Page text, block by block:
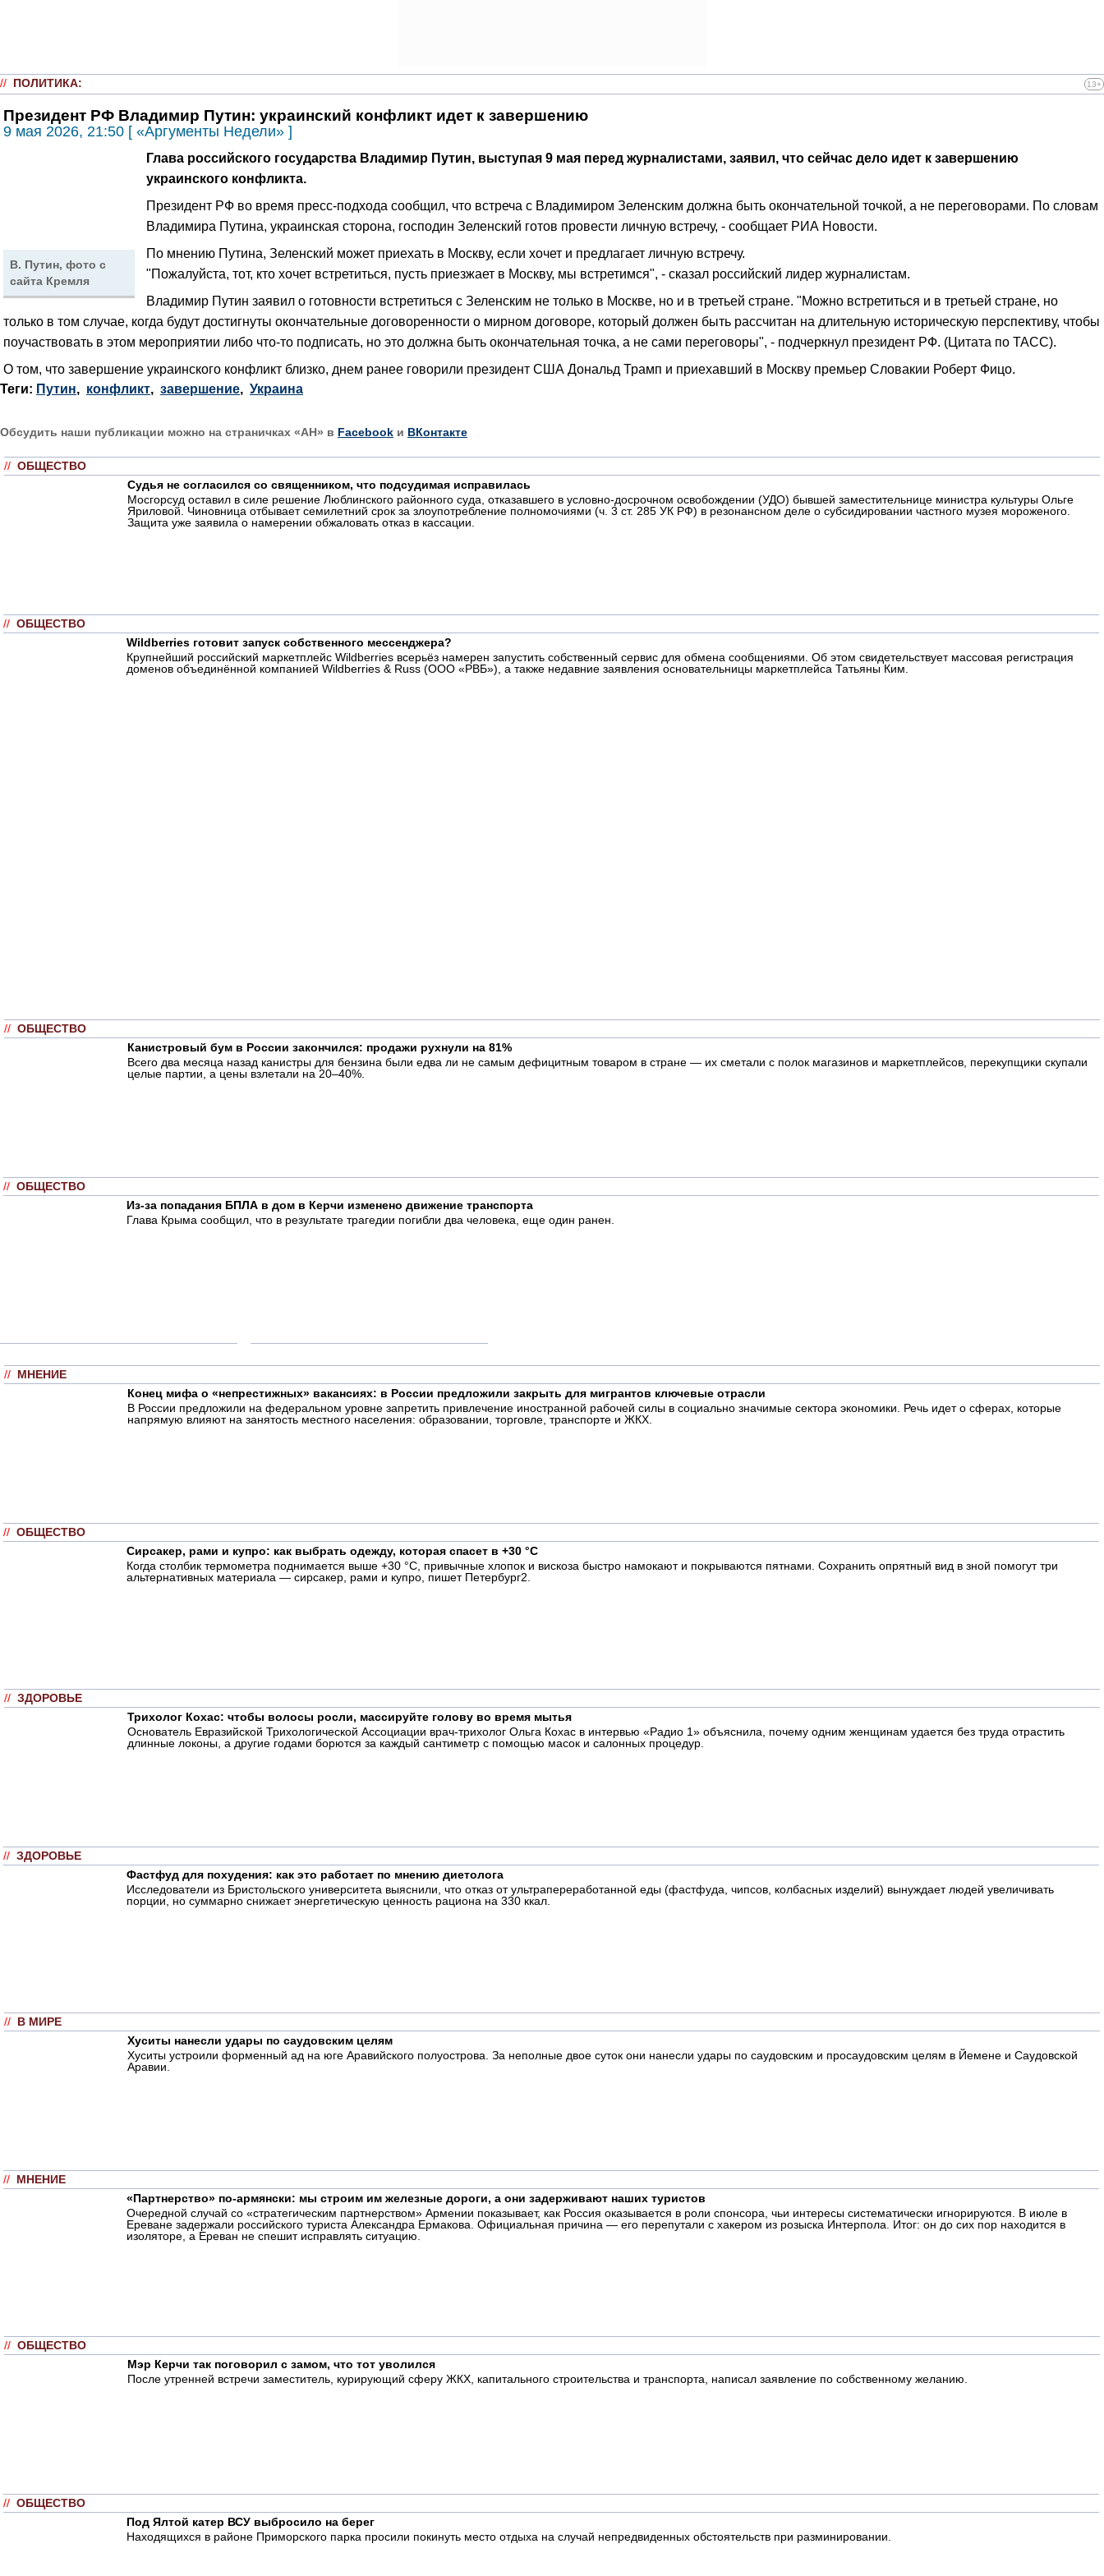
// ПОЛИТИКА: 13+
Президент РФ Владимир Путин: украинский конфликт идет к завершению
9 мая 2026, 21:50 [ «Аргументы Недели» ]
В. Путин, фото с
сайта Кремля
Глава российского государства Владимир Путин, выступая 9 мая перед журналистами, заявил, что сейчас дело идет к завершению
украинского конфликта.
Президент РФ во время пресс-подхода сообщил, что встреча с Владимиром Зеленским должна быть окончательной точкой, а не переговорами. По словам
Владимира Путина, украинская сторона, господин Зеленский готов провести личную встречу, - сообщает РИА Новости.
По мнению Путина, Зеленский может приехать в Москву, если хочет и предлагает личную встречу.
"Пожалуйста, тот, кто хочет встретиться, пусть приезжает в Москву, мы встретимся", - сказал российский лидер журналистам.
Владимир Путин заявил о готовности встретиться с Зеленским не только в Москве, но и в третьей стране. "Можно встретиться и в третьей стране, но
только в том случае, когда будут достигнуты окончательные договоренности о мирном договоре, который должен быть рассчитан на длительную историческую перспективу, чтобы
поучаствовать в этом мероприятии либо что-то подписать, но это должна быть окончательная точка, а не сами переговоры", - подчеркнул президент РФ. (Цитата по ТАСС).
О том, что завершение украинского конфликт близко, днем ранее говорили президент США Дональд Трамп и приехавший в Москву премьер Словакии Роберт Фицо.
Теги: Путин, конфликт, завершение, Украина
Обсудить наши публикации можно на страничках «АН» в Facebook и ВКонтакте
// ОБЩЕСТВО
Судья не согласился со священником, что подсудимая исправилась
Мосгорсуд оставил в силе решение Люблинского районного суда, отказавшего в условно-досрочном освобождении (УДО) бывшей заместительнице министра культуры Ольге
Яриловой. Чиновница отбывает семилетний срок за злоупотребление полномочиями (ч. 3 ст. 285 УК РФ) в резонансном деле о субсидировании частного музея мороженого.
Защита уже заявила о намерении обжаловать отказ в кассации.
// ОБЩЕСТВО
Wildberries готовит запуск собственного мессенджера?
Крупнейший российский маркетплейс Wildberries всерьёз намерен запустить собственный сервис для обмена сообщениями. Об этом свидетельствует массовая регистрация
доменов объединённой компанией Wildberries & Russ (ООО «РВБ»), а также недавние заявления основательницы маркетплейса Татьяны Ким.
// ОБЩЕСТВО
Канистровый бум в России закончился: продажи рухнули на 81%
Всего два месяца назад канистры для бензина были едва ли не самым дефицитным товаром в стране — их сметали с полок магазинов и маркетплейсов, перекупщики скупали
целые партии, а цены взлетали на 20–40%.
// ОБЩЕСТВО
Из-за попадания БПЛА в дом в Керчи изменено движение транспорта
Глава Крыма сообщил, что в результате трагедии погибли два человека, еще один ранен.
// МНЕНИЕ
Конец мифа о «непрестижных» вакансиях: в России предложили закрыть для мигрантов ключевые отрасли
В России предложили на федеральном уровне запретить привлечение иностранной рабочей силы в социально значимые сектора экономики. Речь идет о сферах, которые
напрямую влияют на занятость местного населения: образовании, торговле, транспорте и ЖКХ.
// ОБЩЕСТВО
Сирсакер, рами и купро: как выбрать одежду, которая спасет в +30 °C
Когда столбик термометра поднимается выше +30 °C, привычные хлопок и вискоза быстро намокают и покрываются пятнами. Сохранить опрятный вид в зной помогут три
альтернативных материала — сирсакер, рами и купро, пишет Петербург2.
// ЗДОРОВЬЕ
Трихолог Кохас: чтобы волосы росли, массируйте голову во время мытья
Основатель Евразийской Трихологической Ассоциации врач-трихолог Ольга Кохас в интервью «Радио 1» объяснила, почему одним женщинам удается без труда отрастить
длинные локоны, а другие годами борются за каждый сантиметр с помощью масок и салонных процедур.
// ЗДОРОВЬЕ
Фастфуд для похудения: как это работает по мнению диетолога
Исследователи из Бристольского университета выяснили, что отказ от ультрапереработанной еды (фастфуда, чипсов, колбасных изделий) вынуждает людей увеличивать
порции, но суммарно снижает энергетическую ценность рациона на 330 ккал.
// В МИРЕ
Хуситы нанесли удары по саудовским целям
Хуситы устроили форменный ад на юге Аравийского полуострова. За неполные двое суток они нанесли удары по саудовским и просаудовским целям в Йемене и Саудовской
Аравии.
// МНЕНИЕ
«Партнерство» по-армянски: мы строим им железные дороги, а они задерживают наших туристов
Очередной случай со «стратегическим партнерством» Армении показывает, как Россия оказывается в роли спонсора, чьи интересы систематически игнорируются. В июле в
Ереване задержали российского туриста Александра Ермакова. Официальная причина — его перепутали с хакером из розыска Интерпола. Итог: он до сих пор находится в
изоляторе, а Ереван не спешит исправлять ситуацию.
// ОБЩЕСТВО
Мэр Керчи так поговорил с замом, что тот уволился
После утренней встречи заместитель, курирующий сферу ЖКХ, капитального строительства и транспорта, написал заявление по собственному желанию.
// ОБЩЕСТВО
Под Ялтой катер ВСУ выбросило на берег
Находящихся в районе Приморского парка просили покинуть место отдыха на случай непредвиденных обстоятельств при разминировании.